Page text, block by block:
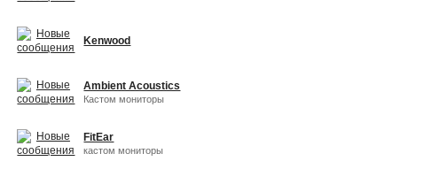
Kenwood
Ambient Acoustics
Кастом мониторы
FitEar
кастом мониторы